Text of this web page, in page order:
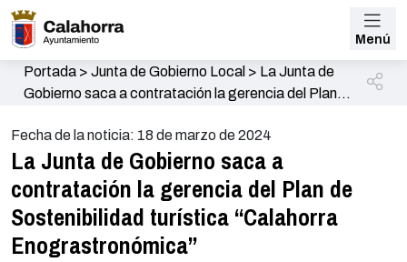
Menú
Portada> Junta de Gobierno Local > La Junta de
Gobierno saca a contratación la gerencia del Plan
Enograstronómica”
Fecha de la noticia: 18 de marzo de 2024
La Junta de Gobierno saca a
contratación la gerencia del Plan de
Sostenibilidad turística “Calahorra
Enograstronómica”